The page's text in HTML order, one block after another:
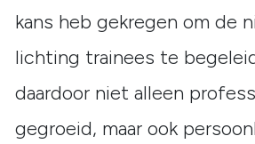
kans heb gekregen om de
lichting trainees te
daardoor niet alleen
gegroeid, maar ook